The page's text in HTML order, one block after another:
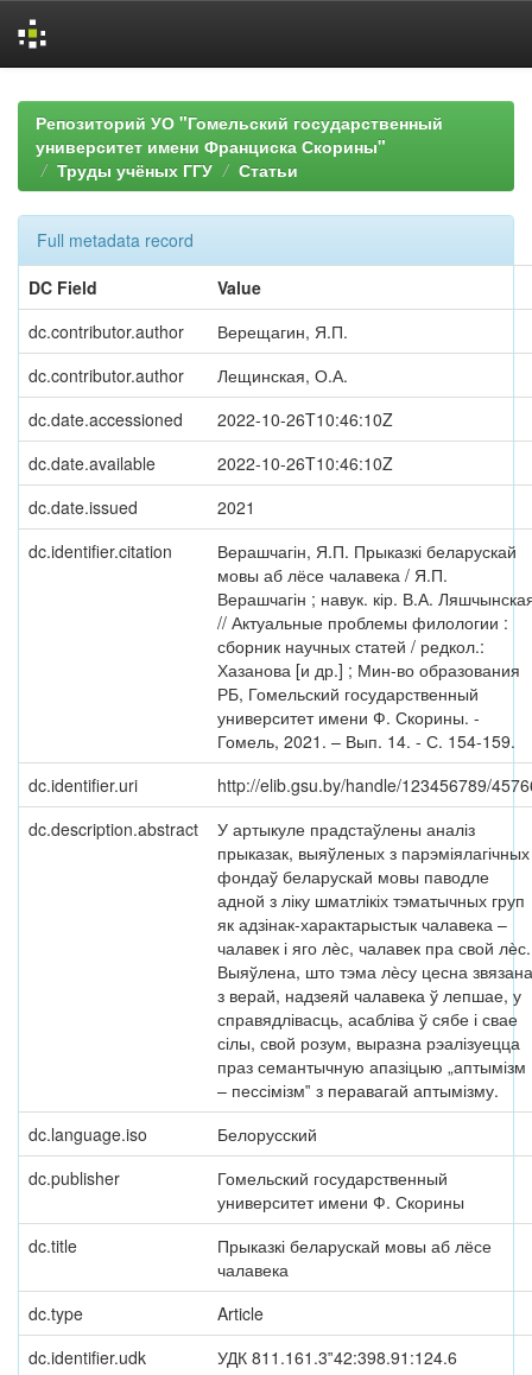
navigationРепозиторий УО "Гомельский государственный
университет имени Франциска Скорины"
Труды учёных ГГУ
Статьи
Full metadata record
DC Field
Value
dc.contributor.author
Верещагин, Я.П.
dc.contributor.author
Лещинская, О.А.
dc.date.accessioned
2022-10-26T10:46:10Z
dc.date.available
2022-10-26T10:46:10Z
dc.date.issued
2021
dc.identifier.citation
Верашчагін, Я.П. Прыказкі беларускай
мовы аб лёсе чалавека / Я.П.
Верашчагін ; навук. кір. В.А.
// Актуальные проблемы филологии :
сборник научных статей / редкол.:
Хазанова [и др.] ; Мин-во образования
РБ, Гомельский государственный
университет имени Ф. Скорины. -
Гомель, 2021. – Вып. 14. - С. 154-159.
dc.identifier.uri
http://elib.gsu.by/handle/123456789/
dc.description.abstract
У артыкуле прадстаўлены аналіз
прыказак, выяўленых з парэміялагічных
фондаў беларускай мовы паводле
адной з ліку шматлікіх тэматычных груп
як адзінак-характарыстык чалавека –
чалавек і яго лѐс, чалавек пра свой лѐс.
Выяўлена, што тэма лѐсу цесна звязана
з верай, надзеяй чалавека ў лепшае, у
справядлівасць, асабліва ў сябе і свае
сілы, свой розум, выразна рэалізуецца
праз семантычную апазіцыю „аптымізм
– пессімізм‟ з перавагай аптымізму.
dc.language.iso
Белорусский
dc.publisher
Гомельский государственный
университет имени Ф. Скорины
dc.title
Прыказкі беларускай мовы аб лёсе
чалавека
dc.type
Article
dc.identifier.udk
УДК 811.161.3‟42:398.91:124.6